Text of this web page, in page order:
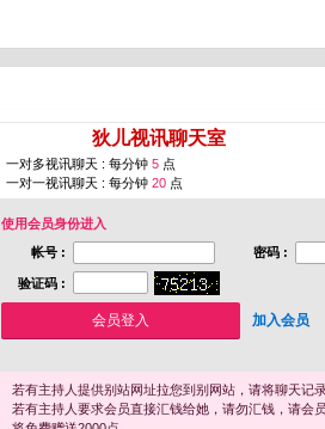
狄儿视讯聊天室
一对多视讯聊天 : 每分钟 5 点
一对一视讯聊天 : 每分钟 20 点
使用会员身份进入
帐号 :
密码 :
验证码 :
加入会员
若有主持人提供别站网址拉您到别网站，请将聊天记
若有主持人要求会员直接汇钱给她，请勿汇钱，请会